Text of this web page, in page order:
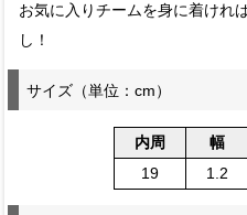
お気に入りチームを身に着けれ
し！
サイズ（単位：cm）
内周 幅
19
1.2